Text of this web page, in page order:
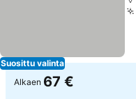
Suosittu valinta
Alkaen 67 €